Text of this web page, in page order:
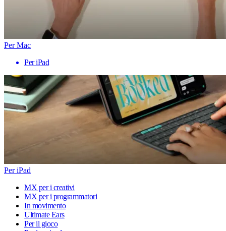
Per Mac
Per iPad
Per iPad
MX per i creativi
MX per i programmatori
In movimento
Ultimate Ears
Per il gioco